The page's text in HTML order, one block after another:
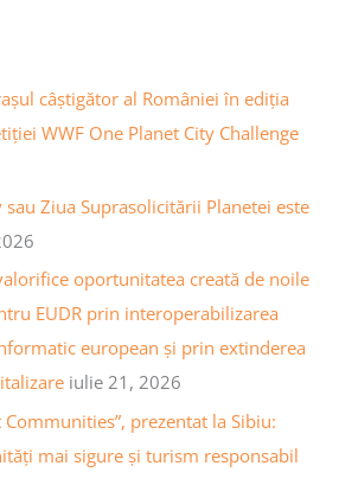
câștigător al României în ediția
WWF One Planet City Challenge
Ziua Suprasolicitării Planetei este
oportunitatea creată de noile
EUDR prin interoperabilizarea
european și prin extinderea
iulie 21, 2026
prezentat la Sibiu:
mai sigure și turism responsabil